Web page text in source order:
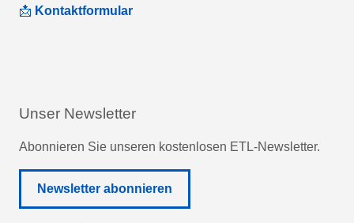
📩 Kontaktformular
Unser Newsletter
Abonnieren Sie unseren kostenlosen ETL-Newsletter.
Newsletter abonnieren